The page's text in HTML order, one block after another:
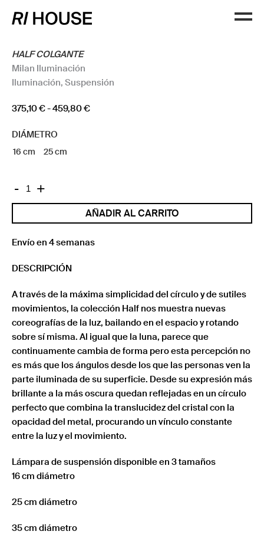
HALF COLGANTE
Milan Iluminación
Iluminación, Suspensión
375,10€-459,80€Rango
DIÁMETRO
16 cm 25 cm
-
HALF+
AÑADIR AL CARRITO
Envío en 4 semanas
DESCRIPCIÓN
A través de la máxima simplicidad del círculo y de sutiles
movimientos, la colección Half nos muestra nuevas
coreografías de la luz, bailando en el espacio y rotando
sobre sí misma. Al igual que la luna, parece que
continuamente cambia de forma pero esta percepción no
es más que los ángulos desde los que las personas ven la
parte iluminada de su superficie. Desde su expresión más
brillante a la más oscura quedan reflejadas en un círculo
perfecto que combina la translucidez del cristal con la
opacidad del metal, procurando un vínculo constante
entre la luz y el movimiento.
Lámpara de suspensión disponible en 3 tamaños
16 cm diámetro
25 cm diámetro
35 cm diámetro